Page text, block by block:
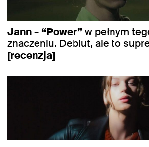
Jann– “Power”w pełnym
znaczeniu. Debiut, ale to
[recenzja]